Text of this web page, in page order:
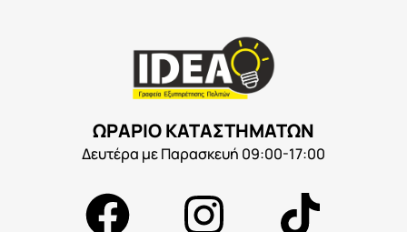
ΩΡΑΡΙΟ ΚΑΤΑΣΤΗΜΑΤΩΝ
Δευτέρα με Παρασκευή 09:00-17:00